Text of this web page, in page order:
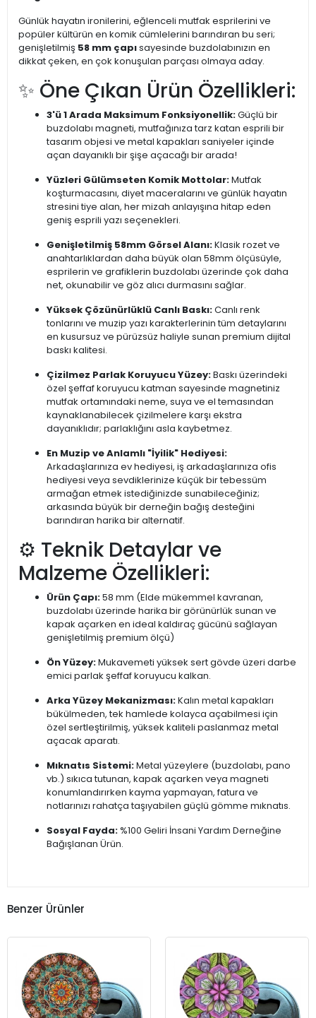
Günlük hayatın ironilerini, eğlenceli mutfak esprilerini ve
popüler kültürün en komik cümlelerini barındıran bu seri;
genişletilmiş 58 mm çapısayesinde buzdolabınızın en
dikkat çeken, en çok konuşulan parçası olmaya aday.
✨ Öne Çıkan Ürün Özellikleri:
3'ü 1 Arada Maksimum Fonksiyonellik:Güçlü bir
buzdolabı magneti, mutfağınıza tarz katan esprili bir
tasarım objesi ve metal kapakları saniyeler içinde
açan dayanıklı bir şişe açacağı bir arada!
Yüzleri Gülümseten Komik Mottolar:Mutfak
koşturmacasını, diyet maceralarını ve günlük hayatın
stresini tiye alan, her mizah anlayışına hitap eden
geniş esprili yazı seçenekleri.
Genişletilmiş 58mm Görsel Alanı:Klasik rozet ve
anahtarlıklardan daha büyük olan 58mm ölçüsüyle,
esprilerin ve grafiklerin buzdolabı üzerinde çok daha
net, okunabilir ve göz alıcı durmasını sağlar.
Yüksek Çözünürlüklü Canlı Baskı:Canlı renk
tonlarını ve muzip yazı karakterlerinin tüm detaylarını
en kusursuz ve pürüzsüz haliyle sunan premium dijital
baskı kalitesi.
Çizilmez Parlak Koruyucu Yüzey:Baskı üzerindeki
özel şeffaf koruyucu katman sayesinde magnetiniz
mutfak ortamındaki neme, suya ve el temasından
kaynaklanabilecek çizilmelere karşı ekstra
dayanıklıdır; parlaklığını asla kaybetmez.
En Muzip ve Anlamlı "İyilik" Hediyesi:
Arkadaşlarınıza ev hediyesi, iş arkadaşlarınıza ofis
hediyesi veya sevdiklerinize küçük bir tebessüm
armağan etmek istediğinizde sunabileceğiniz;
arkasında büyük bir derneğin bağış desteğini
barındıran harika bir alternatif.
⚙️ Teknik Detaylar ve
Malzeme Özellikleri:
Ürün Çapı:58 mm (Elde mükemmel kavranan,
buzdolabı üzerinde harika bir görünürlük sunan ve
kapak açarken en ideal kaldıraç gücünü sağlayan
genişletilmiş premium ölçü)
Ön Yüzey:Mukavemeti yüksek sert gövde üzeri darbe
emici parlak şeffaf koruyucu kalkan.
Arka Yüzey Mekanizması:Kalın metal kapakları
bükülmeden, tek hamlede kolayca açabilmesi için
özel sertleştirilmiş, yüksek kaliteli paslanmaz metal
açacak aparatı.
Mıknatıs Sistemi:Metal yüzeylere (buzdolabı, pano
vb.) sıkıca tutunan, kapak açarken veya magneti
konumlandırırken kayma yapmayan, fatura ve
notlarınızı rahatça taşıyabilen güçlü gömme mıknatıs.
Sosyal Fayda: %100 Geliri İnsani Yardım Derneğine
Bağışlanan Ürün.
Benzer Ürünler